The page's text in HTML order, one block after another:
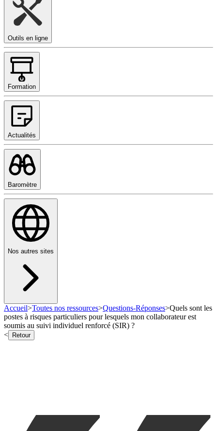
Outils en ligne
Formation
Actualités
Baromètre
Nos autres sites
Accueil>Toutes nos ressources>Questions-Réponses>Quels sont les
postes à risques particuliers pour lesquels mon collaborateur est
soumis au suivi individuel renforcé (SIR) ?
<
Retour